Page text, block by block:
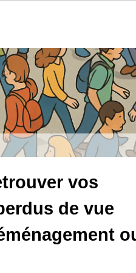
vos
de vue